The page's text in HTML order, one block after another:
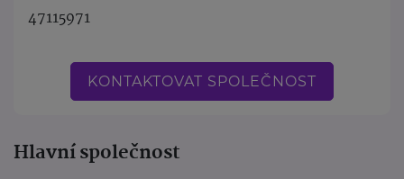
47115971
KONTAKTOVAT SPOLEČNOST
Hlavní společnost